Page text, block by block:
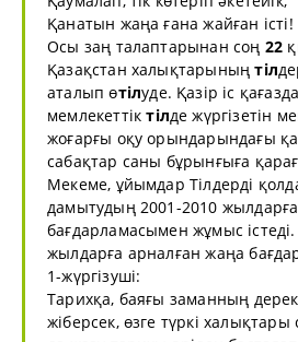
Қанатын жаңа ғана жайған істі!
Осы заң талаптарынан соң 22
Қазақстан халықтарыныңтіл
аталып өтілуде. Қазір іс
мемлекеттіктілде жүргізетін
жоғарғы оқу орындарындағы
сабақтар саны бұрынғыға
Мекеме, ұйымдар Тілдерді
дамытудың 2001-2010
бағдарламасымен жұмыс
жылдарға арналған жаңа
1-жүргізуші:
Тарихқа, баяғы заманның
жіберсек, өзге түркі